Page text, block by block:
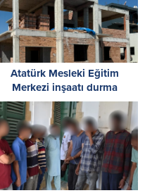
Atatürk Mesleki Eğitim
Merkezi inşaatı durma
noktasında! İskele’den acil
destek çağrısı